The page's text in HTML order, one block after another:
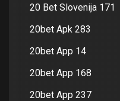
20 Bet Slovenija 171
20bet Apk 283
20bet App 14
20bet App 168
20bet App 237